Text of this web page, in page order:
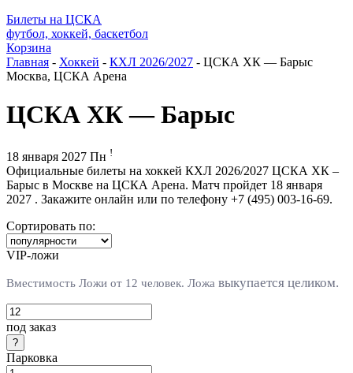
Билеты на ЦСКА
футбол, хоккей, баскетбол
Корзина
Главная - Хоккей - КХЛ 2026/2027 - ЦСКА ХК — Барыс
Москва, ЦСКА Арена
ЦСКА ХК — Барыс
18 января 2027 Пн !
Официальные билеты на хоккей КХЛ 2026/2027 ЦСКА ХК –
Барыс в Москве на ЦСКА Арена. Матч пройдет 18 января
2027 . Закажите онлайн или по телефону +7 (495) 003-16-69.
Сортировать по:
VIP-ложи
Вместимость Ложи от 12 человек. Ложа выкупается целиком.
под заказ
Парковка